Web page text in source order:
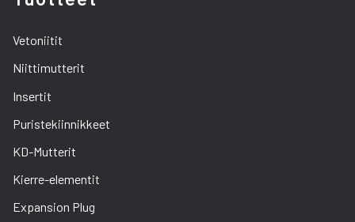
Vetoniitit
Niittimutterit
Insertit
Puristekiinnikkeet
KD-Mutterit
Kierre-elementit
Expansion Plug